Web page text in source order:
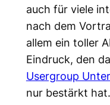
auch für viele
nach dem
allem ein toller
Eindruck, den
Usergroup
nur bestärkt hat.